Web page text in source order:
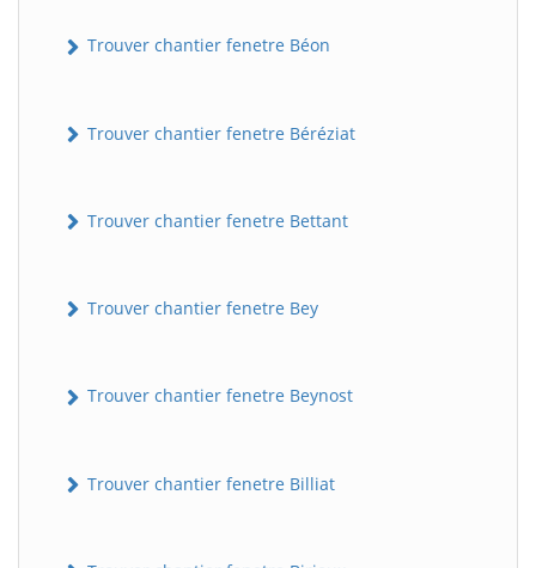
Trouver chantier fenetre Béon
Trouver chantier fenetre Béréziat
Trouver chantier fenetre Bettant
Trouver chantier fenetre Bey
Trouver chantier fenetre Beynost
Trouver chantier fenetre Billiat